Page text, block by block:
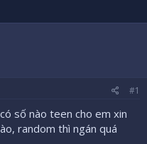
#1
số nào teen cho em xin
random thì ngán quá